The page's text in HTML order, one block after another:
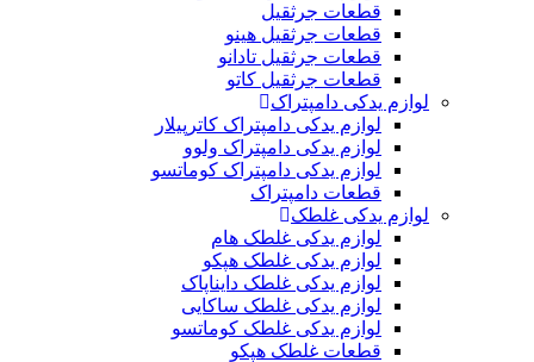
قطعات جرثقیل
قطعات جرثقیل هینو
قطعات جرثقیل تادانو
قطعات جرثقیل کاتو
لوازم یدکی دامپتراک
لوازم یدکی دامپتراک کاترپیلار
لوازم یدکی دامپتراک ولوو
لوازم یدکی دامپتراک کوماتسو
قطعات دامپتراک
لوازم یدکی غلطک
لوازم یدکی غلطک هام
لوازم یدکی غلطک هپکو
لوازم یدکی غلطک دایناپاک
لوازم یدکی غلطک ساکایی
لوازم یدکی غلطک کوماتسو
قطعات غلطک هپکو